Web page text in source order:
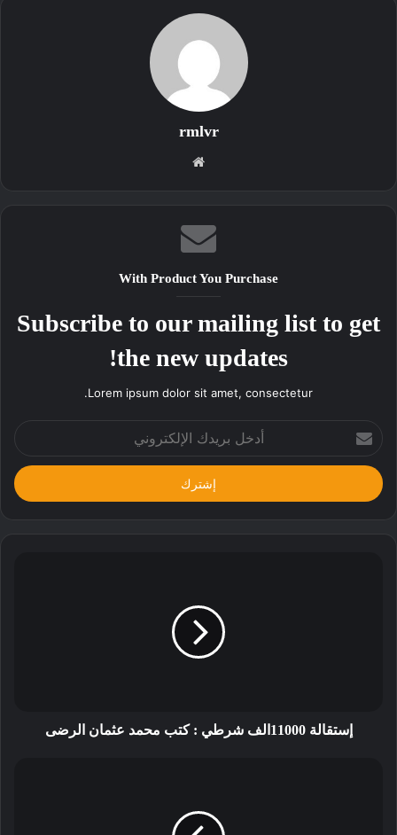
rmlvr
With Product You Purchase
Subscribe to our mailing list to get
the new updates!
Lorem ipsum dolor sit amet, consectetur.
بريدك
الإلكتروني
إستقالة 11000الف شرطي : كتب محمد عثمان الرضى